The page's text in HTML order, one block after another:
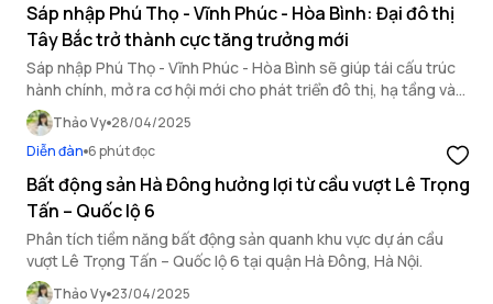
Sáp nhập Phú Thọ - Vĩnh Phúc - Hòa Bình: Đại đô thị
Tây Bắc trở thành cực tăng trưởng mới
Sáp nhập Phú Thọ - Vĩnh Phúc - Hòa Bình sẽ giúp tái cấu trúc
hành chính, mở ra cơ hội mới cho phát triển đô thị, hạ tầng và
bất động sản.
Thảo Vy 28/04/2025
Diễn đàn 6 phút đọc
Bất động sản Hà Đông hưởng lợi từ cầu vượt Lê Trọng
Tấn – Quốc lộ 6
Phân tích tiềm năng bất động sản quanh khu vực dự án cầu
vượt Lê Trọng Tấn – Quốc lộ 6 tại quận Hà Đông, Hà Nội.
Thảo Vy 23/04/2025